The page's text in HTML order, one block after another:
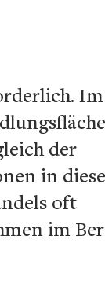
der
in
oft
im